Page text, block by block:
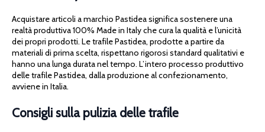
Acquistare articoli a marchio Pastidea significa sostenere una
realtà produttiva 100% Made in Italy che cura la qualità e l’unicità
dei propri prodotti. Le trafile Pastidea, prodotte a partire da
materiali di prima scelta, rispettano rigorosi standard qualitativi e
hanno una lunga durata nel tempo. L’intero processo produttivo
delle trafile Pastidea, dalla produzione al confezionamento,
avviene in Italia.
Consigli sulla pulizia delle trafile